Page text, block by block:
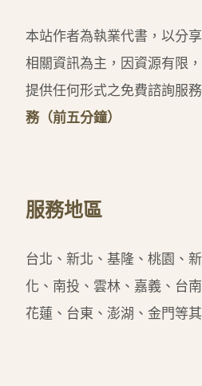
本站作者為執業代書，以分
相關資訊為主，因資源有限
提供任何形式之免費諮詢服務
務（前五分鐘）
服務地區
台北、新北、基隆、桃園、
化、南投、雲林、嘉義、台
花蓮、台東、澎湖、金門等